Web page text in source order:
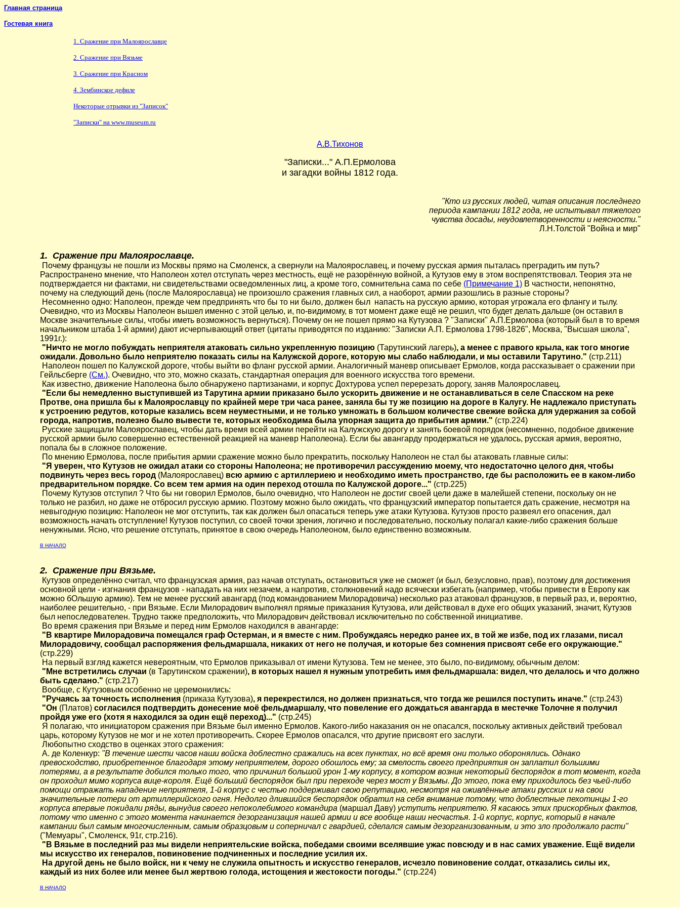
Главная страница
Гостевая книга
1. Сражение при Малоярославце
2. Сражение при Вязьме
3. Сражение при Красном
4. Зембинское дефиле
Некоторые отрывки из "Записок"
"Записки" на www.museum.ru
А.В.Тихонов
"Записки..." А.П.Ермолова
и загадки войны 1812 года.
"Кто из русских людей, читая описания последнего
периода кампании 1812 года, не испытывал тяжелого
чувства досады, неудовлетворенности и неясности."
Л.Н.Толстой "Война и мир"
1. Сражение при Малоярославце.
Почему французы не пошли из Москвы прямо на Смоленск, а свернули на Малоярославец, и почему русская армия пыталась преградить им путь?
Распространено мнение, что Наполеон хотел отступать через местность, ещё не разорённую войной, а Кутузов ему в этом воспрепятствовал. Теория эта не
подтверждается ни фактами, ни свидетельствами осведомленных лиц, а кроме того, сомнительна сама по себе (Примечание 1) В частности, непонятно,
почему на следующий день (после Малоярославца) не произошло сражения главных сил, а наоборот, армии разошлись в разные стороны?
Несомненно одно: Наполеон, прежде чем предпринять что бы то ни было, должен был напасть на русскую армию, которая угрожала его флангу и тылу.
Очевидно, что из Москвы Наполеон вышел именно с этой целью, и, по-видимому, в тот момент даже ещё не решил, что будет делать дальше (он оставил в
Москве значительные силы, чтобы иметь возможность вернуться). Почему он не пошел прямо на Кутузова ? "Записки" А.П.Ермолова (который был в то время
начальником штаба 1-й армии) дают исчерпывающий ответ (цитаты приводятся по изданию: "Записки А.П. Ермолова 1798-1826", Москва, "Высшая школа",
1991г.):
"Ничто не могло побуждать неприятеля атаковать сильно укрепленную позицию (Тарутинский лагерь), а менее с правого крыла, как того многие
ожидали. Довольно было неприятелю показать силы на Калужской дороге, которую мы слабо наблюдали, и мы оставили Тарутино." (стр.211)
Наполеон пошел по Калужской дороге, чтобы выйти во фланг русской армии. Аналогичный маневр описывает Ермолов, когда рассказывает о сражении при
Гейльсберге (См.). Очевидно, что это, можно сказать, стандартная операция для военного искусства того времени.
Как известно, движение Наполеона было обнаружено партизанами, и корпус Дохтурова успел перерезать дорогу, заняв Малоярославец.
"Если бы немедленно выступившей из Тарутина армии приказано было ускорить движение и не останавливаться в селе Спасском на реке
Протве, она пришла бы к Малоярославцу по крайней мере три часа ранее, заняла бы ту же позицию на дороге в Калугу. Не надлежало приступать
к устроению редутов, которые казались всем неуместными, и не только умножать в большом количестве свежие войска для удержания за собой
города, напротив, полезно было вывести те, которых необходима была упорная защита до прибытия армии." (стр.224)
Русские защищали Малоярославец, чтобы дать время всей армии перейти на Калужскую дорогу и занять боевой порядок (несомненно, подобное движение
русской армии было совершенно естественной реакцией на маневр Наполеона). Если бы авангарду продержаться не удалось, русская армия, вероятно,
попала бы в сложное положение.
По мнению Ермолова, после прибытия армии сражение можно было прекратить, поскольку Наполеон не стал бы атаковать главные силы:
"Я уверен, что Кутузов не ожидал атаки со стороны Наполеона; не противоречил рассуждению моему, что недостаточно целого дня, чтобы
подвинуть через весь город (Малоярославец) всю армию с артиллериею и необходимо иметь пространство, где бы расположить ее в каком-либо
предварительном порядке. Со всем тем армия на один переход отошла по Калужской дороге..." (стр.225)
Почему Кутузов отступил ? Что бы ни говорил Ермолов, было очевидно, что Наполеон не достиг своей цели даже в малейшей степени, поскольку он не
только не разбил, но даже не отбросил русскую армию. Поэтому можно было ожидать, что французский император попытается дать сражение, несмотря на
невыгодную позицию: Наполеон не мог отступить, так как должен был опасаться теперь уже атаки Кутузова. Кутузов просто развеял его опасения, дал
возможность начать отступление! Кутузов поступил, со своей точки зрения, логично и последовательно, поскольку полагал какие-либо сражения больше
ненужными. Ясно, что решение отступать, принятое в свою очередь Наполеоном, было единственно возможным.
В НАЧАЛО
2. Сражение при Вязьме.
Кутузов определённо считал, что французская армия, раз начав отступать, остановиться уже не сможет (и был, безусловно, прав), поэтому для достижения
основной цели - изгнания французов - нападать на них незачем, а напротив, столкновений надо всячески избегать (например, чтобы привести в Европу как
можно бОльшую армию). Тем не менее русский авангард (под командованием Милорадовича) несколько раз атаковал французов, в первый раз, и, вероятно,
наиболее решительно, - при Вязьме. Если Милорадович выполнял прямые приказания Кутузова, или действовал в духе его общих указаний, значит, Кутузов
был непоследователен. Трудно также предположить, что Милорадович действовал исключительно по собственной инициативе.
Во время сражения при Вязьме и перед ним Ермолов находился в авангарде:
"В квартире Милорадовича помещался граф Остерман, и я вместе с ним. Пробуждаясь нередко ранее их, в той же избе, под их глазами, писал
Милорадовичу, сообщал распоряжения фельдмаршала, никаких от него не получая, и которые без сомнения присвоят себе его окружающие."
(стр.229)
На первый взгляд кажется невероятным, что Ермолов приказывал от имени Кутузова. Тем не менее, это было, по-видимому, обычным делом:
"Мне встретились случаи (в Тарутинском сражении), в которых нашел я нужным употребить имя фельдмаршала: видел, что делалось и что должно
быть сделано." (стр.217)
Вообще, с Кутузовым особенно не церемонились:
"Ручаясь за точность исполнения (приказа Кутузова), я перекрестился, но должен признаться, что тогда же решился поступить иначе." (стр.243)
"Он (Платов) согласился подтвердить донесение моё фельдмаршалу, что повеление его дождаться авангарда в местечке Толочне я получил
пройдя уже его (хотя я находился за один ещё переход)..." (стр.245)
Я полагаю, что инициатором сражения при Вязьме был именно Ермолов. Какого-либо наказания он не опасался, поскольку активных действий требовал
царь, которому Кутузов не мог и не хотел противоречить. Скорее Ермолов опасался, что другие присвоят его заслуги.
Любопытно сходство в оценках этого сражения:
А. де Коленкур: "В течение шести часов наши войска доблестно сражались на всех пунктах, но всё время они только оборонялись. Однако
превосходство, приобретенное благодаря этому неприятелем, дорого обошлось ему; за смелость своего предприятия он заплатил большими
потерями, а в результате добился только того, что причинил большой урон 1-му корпусу, в котором возник некоторый беспорядок в тот момент, когда
он проходил мимо корпуса вице-короля. Ещё больший беспорядок был при переходе через мост у Вязьмы. До этого, пока ему приходилось без чьей-либо
помощи отражать нападение неприятеля, 1-й корпус с честью поддерживал свою репутацию, несмотря на оживлённые атаки русских и на свои
значительные потери от артиллерийского огня. Недолго длившийся беспорядок обратил на себя внимание потому, что доблестные пехотинцы 1-го
корпуса впервые покидали ряды, вынудив своего непоколебимого командира (маршал Даву) уступить неприятелю. Я касаюсь этих прискорбных фактов,
потому что именно с этого момента начинается дезорганизация нашей армии и все вообще наши несчастья. 1-й корпус, корпус, который в начале
кампании был самым многочисленным, самым образцовым и соперничал с гвардией, сделался самым дезорганизованным, и это зло продолжало расти"
("Мемуары", Смоленск, 91г, стр.216).
"В Вязьме в последний раз мы видели неприятельские войска, победами своими вселявшие ужас повсюду и в нас самих уважение. Ещё видели
мы искусство их генералов, повиновение подчиненных и последние усилия их.
На другой день не было войск, ни к чему не служила опытность и искусство генералов, исчезло повиновение солдат, отказались силы их,
каждый из них более или менее был жертвою голода, истощения и жестокости погоды." (стр.224)
В НАЧАЛО